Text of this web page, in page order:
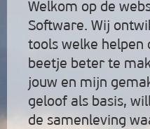
Welkom op de
Software. Wij
tools welke helpen
beetje beter te
jouw en mijn
geloof als basis,
de samenleving